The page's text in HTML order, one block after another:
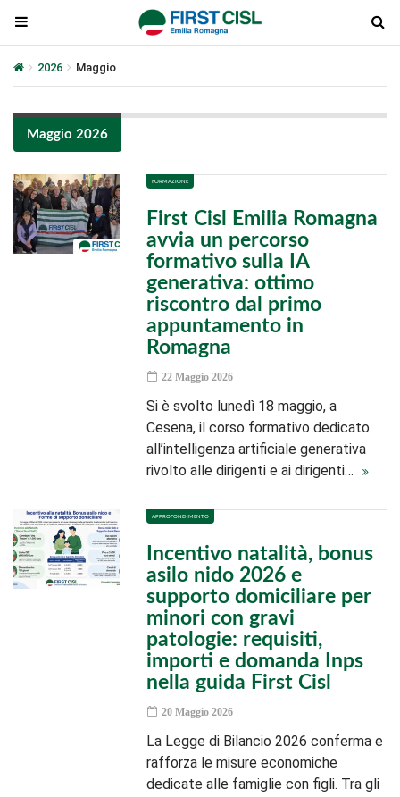
2026 Maggio
Maggio 2026
FORMAZIONE
First Cisl Emilia Romagna
avvia un percorso
formativo sulla IA
generativa: ottimo
riscontro dal primo
appuntamento in
Romagna
22 Maggio 2026
Si è svolto lunedì 18 maggio, a
Cesena, il corso formativo dedicato
all’intelligenza artificiale generativa
rivolto alle dirigenti e ai dirigenti…
APPROFONDIMENTO
Incentivo natalità, bonus
asilo nido 2026 e
supporto domiciliare per
minori con gravi
patologie: requisiti,
importi e domanda Inps
nella guida First Cisl
20 Maggio 2026
La Legge di Bilancio 2026 conferma e
rafforza le misure economiche
dedicate alle famiglie con figli. Tra gli